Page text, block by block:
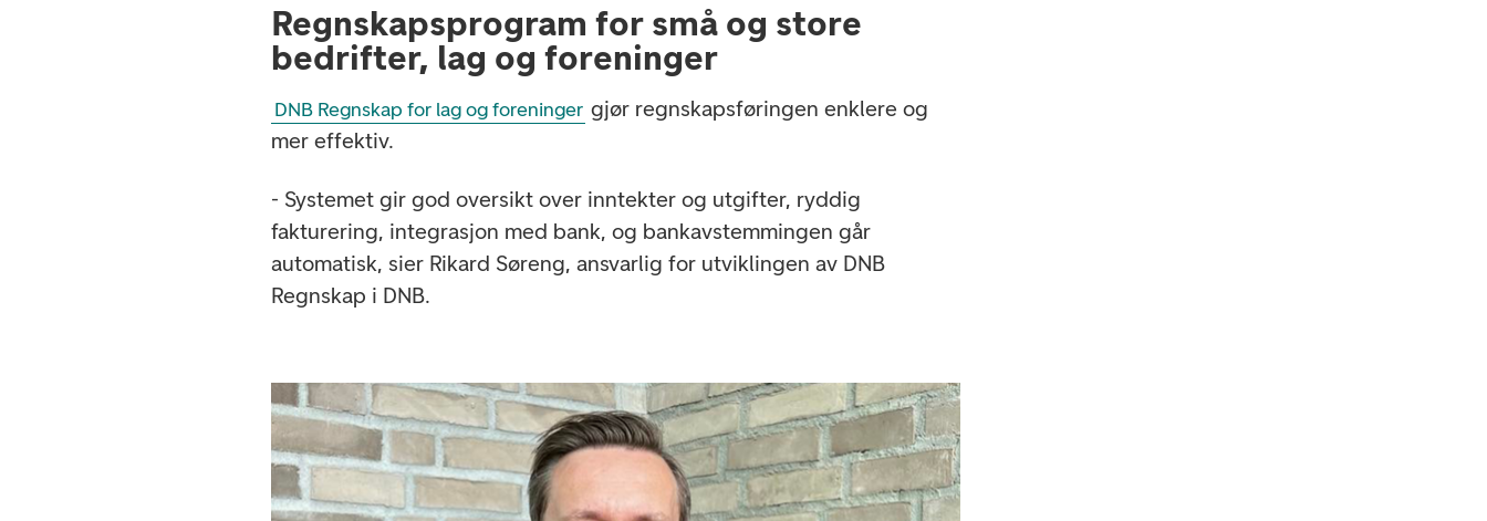
Regnskapsprogram for små og store
bedrifter, lag og foreninger
DNB Regnskap for lag og foreninger gjør regnskapsføringen enklere og
mer effektiv.
- Systemet gir god oversikt over inntekter og utgifter, ryddig
fakturering, integrasjon med bank, og bankavstemmingen går
automatisk, sier Rikard Søreng, ansvarlig for utviklingen av DNB
Regnskap i DNB.